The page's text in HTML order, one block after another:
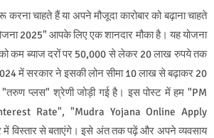
चाहते हैं या अपने मौजूदा कारोबार को बढ़ाना चाहते
2025" आपके लिए एक शानदार मौका है। यह योजना
को कम ब्याज दरों पर 50,000 से लेकर 20 लाख रुपये तक
में सरकार ने इसकी लोन सीमा 10 लाख से बढ़ाकर 20
प्लस" श्रेणी जोड़ी गई है। इस पोस्ट में हम "PM
Rate", "Mudra Yojana Online Apply
में विस्तार से बताएंगे। इसे अंत तक पढ़ें और अपने व्यवसाय